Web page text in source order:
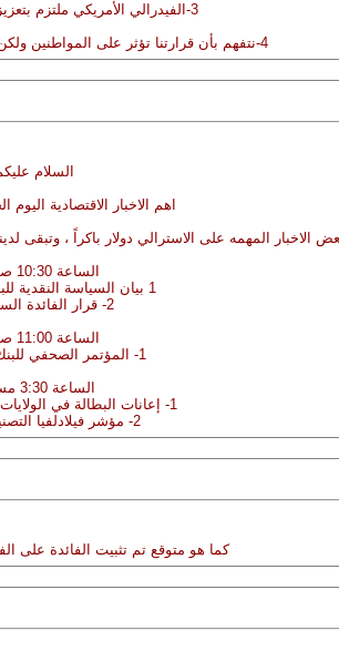
3-الفيدرالي الأمريكي ملتزم بتعزيز حيازته من السندات.
4-نتفهم بأن قرارتنا تؤثر على المواطنين ولكن قراراتنا تهدف إلى دعم الاقتصاد.
السلام
اهم الاخبار الاقتصادية اليوم
الاخبار المهمه على الاسترالي دولار باكراً ، وتبقى
الساعة 10:30 صباحاً :
1 بيان السياسة النقدية للبنك السويسري
2- قرار الفائدة السويسرية
الساعة 11:00 صباحاً :
1- المؤتمر الصحفي للبنك السويسري
الساعة 3:30 مساءً :
1- إعانات البطالة في الولايات المتحدة الامريكية
2- مؤشر فيلادلفيا التصنيعي (شهري)
كما هو متوقع تم تثبيت الفائدة على